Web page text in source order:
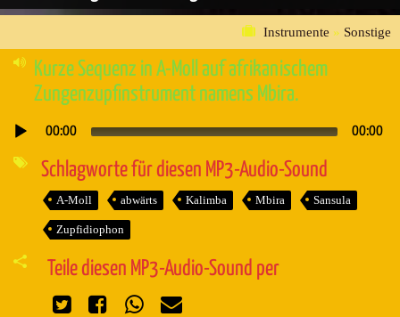
Instrumente » Sonstige
Kurze Sequenz in A-Moll auf afrikanischem
Zungenzupfinstrument namens Mbira.
Audio-
00:00 00:00
Schlagworte für diesen MP3-Audio-Sound
A-Moll abwärts Kalimba Mbira Sansula
Zupfidiophon
Teile diesen MP3-Audio-Sound per